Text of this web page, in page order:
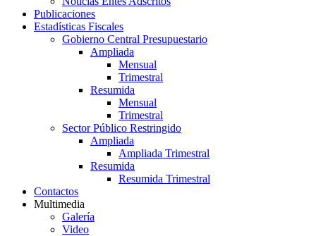
Publicaciones
Estadísticas Fiscales
Gobierno Central Presupuestario
Ampliada
Mensual
Trimestral
Resumida
Mensual
Trimestral
Sector Público Restringido
Ampliada
Ampliada Trimestral
Resumida
Resumida Trimestral
Contactos
Multimedia
Galería
Video